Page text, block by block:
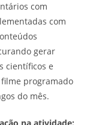
com
com
gerar
científicos e
programado
do mês.